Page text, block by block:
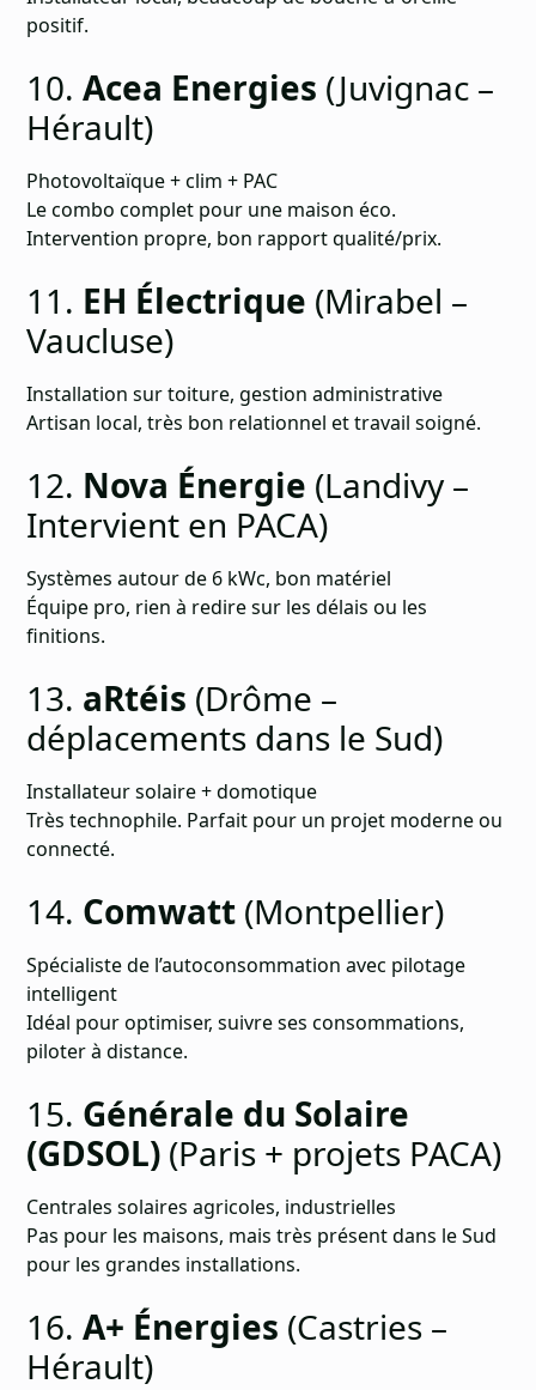
positif.
10.Acea Energies (Juvignac –
Hérault)
Photovoltaïque + clim + PAC
Le combo complet pour une maison éco.
Intervention propre, bon rapport qualité/prix.
11. EH Électrique (Mirabel –
Vaucluse)
Installation sur toiture, gestion administrative
Artisan local, très bon relationnel et travail soigné.
12. Nova Énergie (Landivy –
Intervient en PACA)
Systèmes autour de 6 kWc, bon matériel
Équipe pro, rien à redire sur les délais ou les
finitions.
13. aRtéis (Drôme –
déplacements dans le Sud)
Installateur solaire + domotique
Très technophile. Parfait pour un projet moderne ou
connecté.
14. Comwatt (Montpellier)
Spécialiste de l’autoconsommation avec pilotage
intelligent
Idéal pour optimiser, suivre ses consommations,
piloter à distance.
15. Générale du Solaire
(GDSOL) (Paris + projets PACA)
Centrales solaires agricoles, industrielles
Pas pour les maisons, mais très présent dans le Sud
pour les grandes installations.
16.A+ Énergies (Castries –
Hérault)